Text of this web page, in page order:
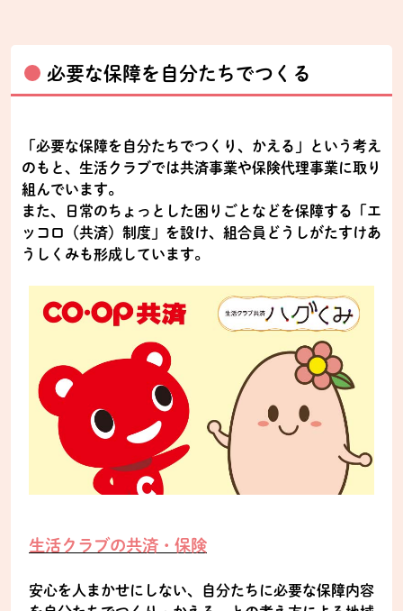
必要な保障を自分たちでつくる
「必要な保障を自分たちでつくり、かえる」という考え
のもと、生活クラブでは共済事業や保険代理事業に取り
組んでいます。
また、日常のちょっとした困りごとなどを保障する「エ
ッコロ（共済）制度」を設け、組合員どうしがたすけあ
うしくみも形成しています。
生活クラブの共済・保険
安心を人まかせにしない、自分たちに必要な保障内容